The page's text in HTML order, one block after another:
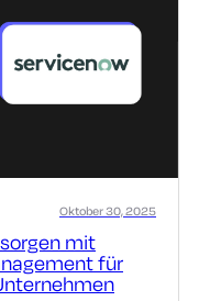
mit
für
Oktober 30, 2025